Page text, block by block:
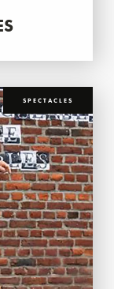
SPECTACLES